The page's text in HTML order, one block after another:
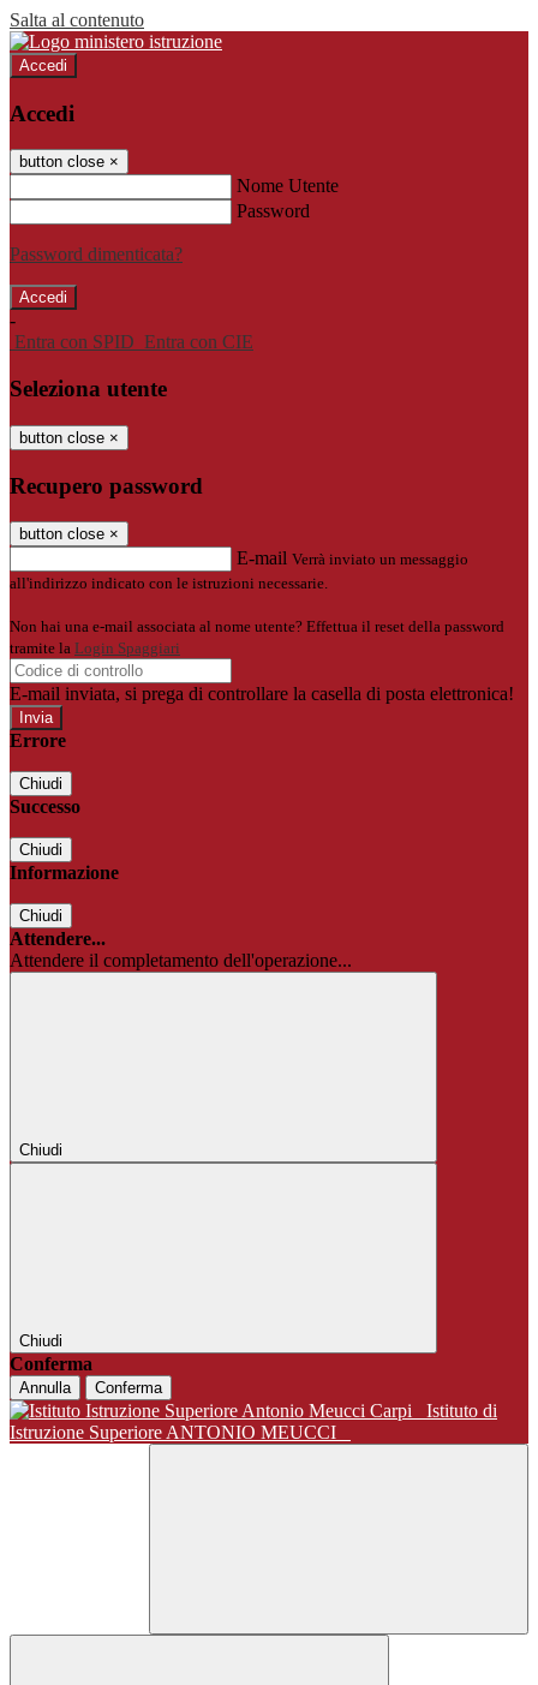
Salta al contenuto
Accedi
Accedi
button close ×
Nome Utente
Password
Password dimenticata?
-
Entra con SPID Entra con CIE
Seleziona utente
button close ×
Recupero password
button close ×
E-mail Verrà inviato un messaggio
all'indirizzo indicato con le istruzioni necessarie.
Non hai una e-mail associata al nome utente? Effettua il reset della password
tramite la Login Spaggiari
E-mail inviata, si prega di controllare la casella di posta elettronica!
Errore
Chiudi
Successo
Chiudi
Informazione
Chiudi
Attendere...
Attendere il completamento dell'operazione...
Chiudi
Chiudi
Conferma
Annulla Conferma
Istituto di
Istruzione Superiore ANTONIO MEUCCI